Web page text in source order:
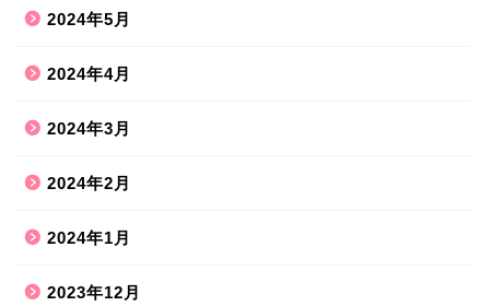
2024年5月
2024年4月
2024年3月
2024年2月
2024年1月
2023年12月